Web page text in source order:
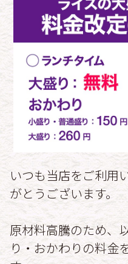
いつも当店をご利用
がとうございます。
原材料高騰のため、
り・おかわりの料金